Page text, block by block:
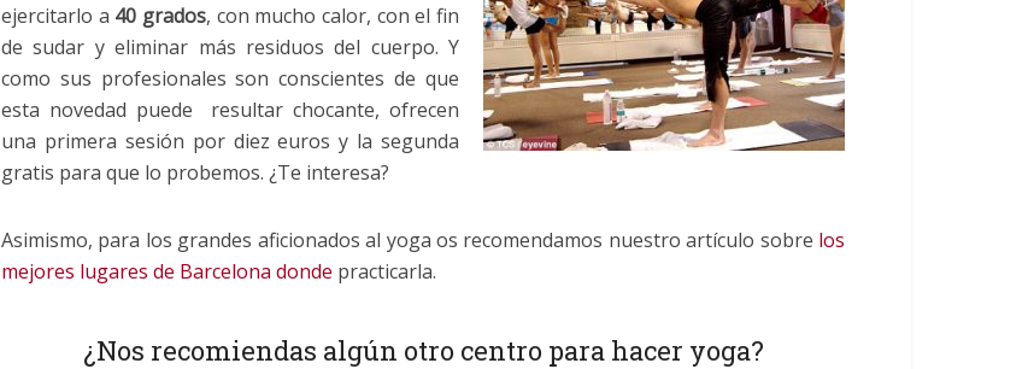
ejercitarlo a 40 grados, con mucho calor, con el fin
de sudar y eliminar más residuos del cuerpo. Y
como sus profesionales son conscientes de que
esta novedad puede resultar chocante, ofrecen
una primera sesión por diez euros y la segunda
gratis para que lo probemos. ¿Te interesa?
Asimismo, para los grandes aficionados al yoga os recomendamos nuestro artículo sobre los
mejores lugares de Barcelona donde practicarla.
¿Nos recomiendas algún otro centro para hacer yoga?